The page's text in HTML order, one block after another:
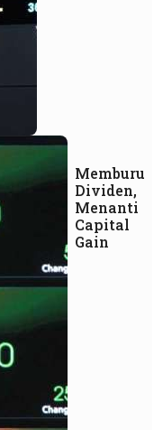
Memburu
Dividen,
Menanti
Capital
Gain